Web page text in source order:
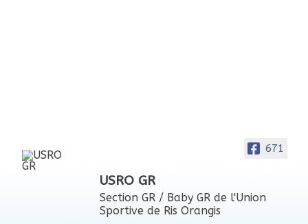
671
USRO GR
Section GR / Baby GR de l'Union
Sportive de Ris Orangis